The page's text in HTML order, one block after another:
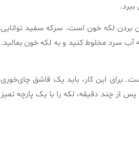
بردن لکه خون است. سرکه سفید توانایی
آب سرد مخلوط کنید و به لکه خون بمالید.
برای این کار، باید یک قاشق چای‌خوری
از چند دقیقه، لکه را با یک پارچه تمیز